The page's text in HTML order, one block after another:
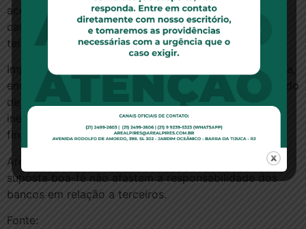
acertadamente pontuou que o banco não agiu com a
cautela necessária para evitar a atuação de suposto
terceiro estelionatário.
Importante ressaltar que o Superior Tribunal de Justiça,
em reiteradas decisões, firmou entendimento no sentido
de que as fraudes bancárias fazem parte dos riscos
inerentes e previsíveis dos negócios das instituições
financeiras.
Argumentos como a sofisticação das fraudes ou a
suposta boa-fé não afastam a responsabilidade dos
bancos em relação a terceiros.
Fonte: